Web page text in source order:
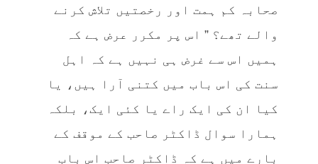
صحابہ کم ہمت اور رخصتیں تلاش کرنے
والے تھے؟ ” اس پر مکرر عرض ہے کہ
ہمیں اس سے غرض ہی نہیں ہے کہ اہل
سنت کی اس باب میں کتنی آرا ہیں، یا
کیا ان کی ایک راے یا کئی ایک، بلکہ
ہمارا سوال ڈاکٹر صاحب کے موقف کے
بارے میں ہے کہ ڈاکٹر صاحب اس باب